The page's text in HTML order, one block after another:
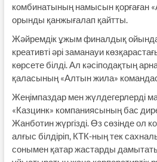
комбинатының намысын қорғаған
орынды қанжығалап қайтты.
Жәйремдік ұжым финалдық
креативті әрі заманауи
көрсете білді. Ал кәсіподақтың
қаласының «Алтын жила»
Жеңімпаздар мен жүлдегерлерді
«Казцинк» компаниясының бас
Жанботин жүргізді. Өз сөзінде ол
алғыс білдіріп, КТК-ның тек
сонымен қатар жастарды